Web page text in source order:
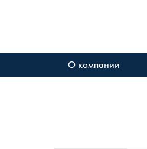
О компании